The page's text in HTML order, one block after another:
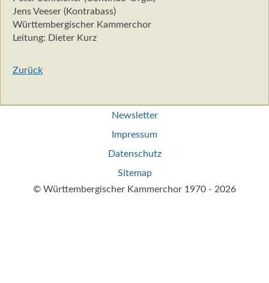
Jens Veeser (Kontrabass)
Württembergischer Kammerchor
Leitung: Dieter Kurz
Zurück
Newsletter
Impressum
Datenschutz
Sitemap
© Württembergischer Kammerchor 1970 - 2026